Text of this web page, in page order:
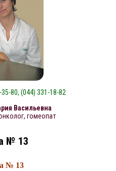
80, (044) 331-18-82
Васильевна
гомеопат
№ 13
№ 13